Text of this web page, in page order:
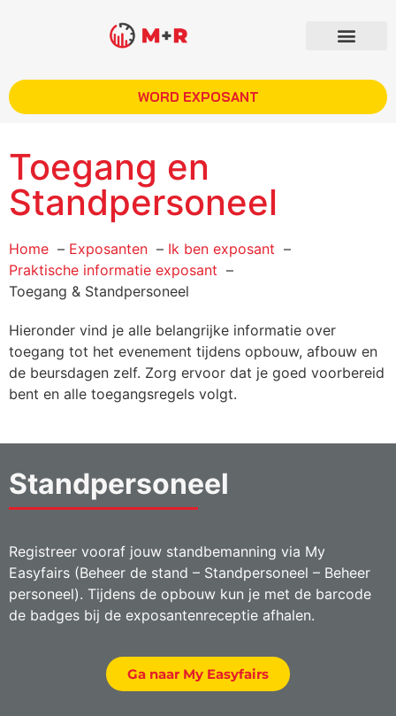
WORD EXPOSANT
Toegang en
Standpersoneel
Home Exposanten
Ik ben exposant
Praktische informatie exposant
Toegang & Standpersoneel
Hieronder vind je alle belangrijke informatie over
toegang tot het evenement tijdens opbouw, afbouw en
de beursdagen zelf. Zorg ervoor dat je goed voorbereid
bent en alle toegangsregels volgt.
Standpersoneel
Registreer vooraf jouw standbemanning via My
Easyfairs (Beheer de stand – Standpersoneel – Beheer
personeel). Tijdens de opbouw kun je met de barcode
de badges bij de exposantenreceptie afhalen.
Ga naar My Easyfairs